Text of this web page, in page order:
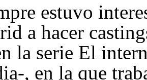
estuvo
a hacer
la serie El
, en la que